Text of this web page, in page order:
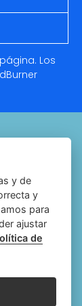
Los
y de
y
para
ajustar
de